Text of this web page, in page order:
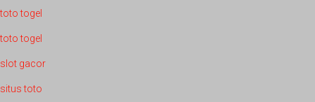
toto togel
toto togel
slot gacor
situs toto